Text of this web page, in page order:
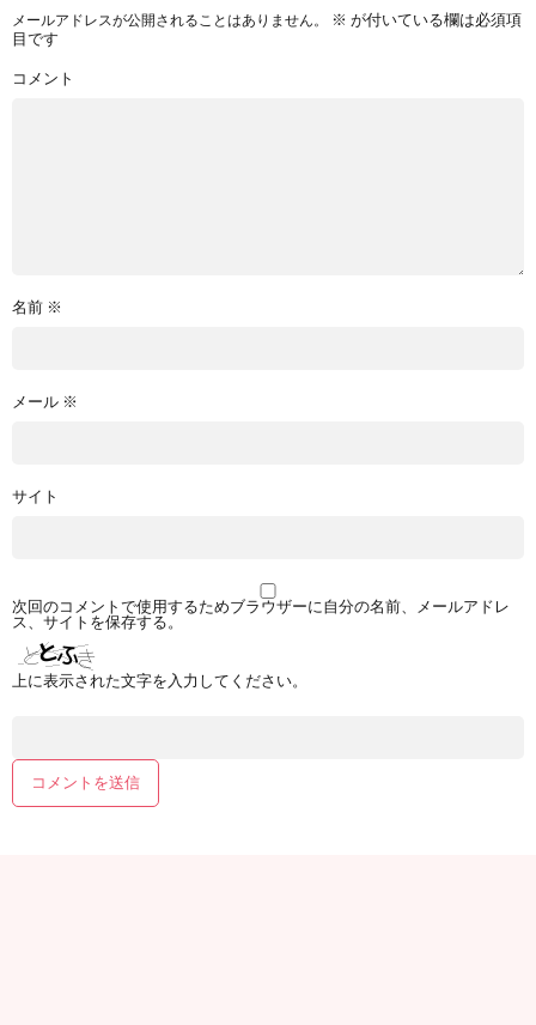
メールアドレスが公開されることはありません。 ※ が付いている欄は必須項
目です
コメント
名前 ※
メール ※
サイト
次回のコメントで使用するためブラウザーに自分の名前、メールアドレ
ス、サイトを保存する。
上に表示された文字を入力してください。